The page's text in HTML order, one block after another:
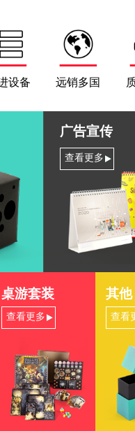
设备 远销多国
广告宣传
查看更多
桌游套装
查看更多
其他
查看